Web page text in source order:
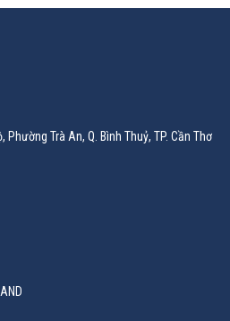
Phường Trà An, Q. Bình Thuỷ, TP. Cần Thơ